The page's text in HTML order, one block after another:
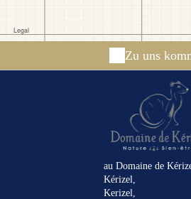
Zu uns
au Domaine de
Kérizel,
Kerizel,